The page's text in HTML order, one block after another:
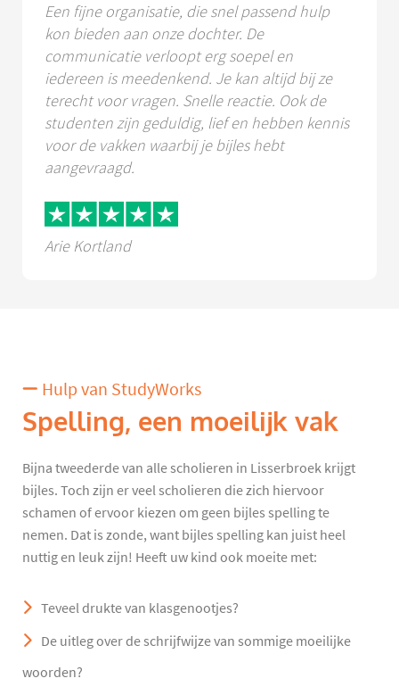
Een fijne organisatie, die snel passend hulp
kon bieden aan onze dochter. De
communicatie verloopt erg soepel en
iedereen is meedenkend. Je kan altijd bij ze
terecht voor vragen. Snelle reactie. Ook de
studenten zijn geduldig, lief en hebben kennis
voor de vakken waarbij je bijles hebt
aangevraagd.
Arie Kortland
Hulp van StudyWorks
Spelling, een moeilijk vak
Bijna tweederde van alle scholieren in Lisserbroek krijgt
bijles. Toch zijn er veel scholieren die zich hiervoor
schamen of ervoor kiezen om geen bijles spelling te
nemen. Dat is zonde, want bijles spelling kan juist heel
nuttig en leuk zijn! Heeft uw kind ook moeite met:
Teveel drukte van klasgenootjes?
De uitleg over de schrijfwijze van sommige moeilijke
woorden?